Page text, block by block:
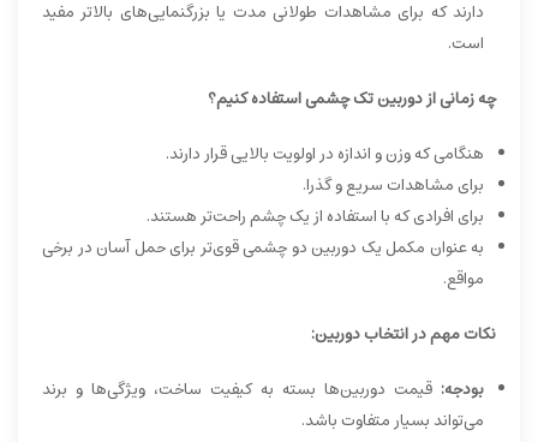
دارند که برای مشاهدات طولانی مدت یا بزرگنمایی‌های بالاتر مفید
است.
چه زمانی از دوربین تک چشمی استفاده کنیم؟
هنگامی که وزن و اندازه در اولویت بالایی قرار دارند.
برای مشاهدات سریع و گذرا.
برای افرادی که با استفاده از یک چشم راحت‌تر هستند.
به عنوان مکمل یک دوربین دو چشمی قوی‌تر برای حمل آسان در برخی
مواقع.
نکات مهم در انتخاب دوربین:
بودجه: قیمت دوربین‌ها بسته به کیفیت ساخت، ویژگی‌ها و برند
می‌تواند بسیار متفاوت باشد.